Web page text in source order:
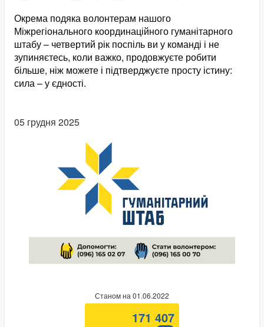
Окрема подяка волонтерам нашого
Міжрегіонального координаційного гуманітарного
штабу – четвертий рік поспіль ви у команді і не
зупиняєтесь, коли важко, продовжуєте робити
більше, ніж можете і підтверджуєте просту істину:
сила – у єдності.
05 грудня 2025
Станом на 01.06.2022
171 407